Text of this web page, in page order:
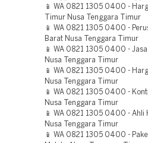
📱 WA 0821 1305 0400 -
Timur Nusa Tenggara Timur
📱 WA 0821 1305 0400 -
Barat Nusa Tenggara Timur
📱 WA 0821 1305 0400 -
Nusa Tenggara Timur
📱 WA 0821 1305 0400 -
Nusa Tenggara Timur
📱 WA 0821 1305 0400 -
Nusa Tenggara Timur
📱 WA 0821 1305 0400 - Ahli
Nusa Tenggara Timur
📱 WA 0821 1305 0400 -